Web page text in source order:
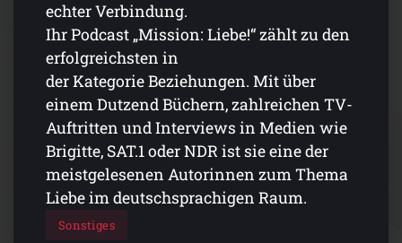
echter Verbindung.
Ihr Podcast „Mission: Liebe!“ zählt zu den
erfolgreichsten in
der Kategorie Beziehungen. Mit über
einem Dutzend Büchern, zahlreichen TV-
Auftritten und Interviews in Medien wie
Brigitte, SAT.1 oder NDR ist sie eine der
meistgelesenen Autorinnen zum Thema
Liebe im deutschsprachigen Raum.
Sonstiges